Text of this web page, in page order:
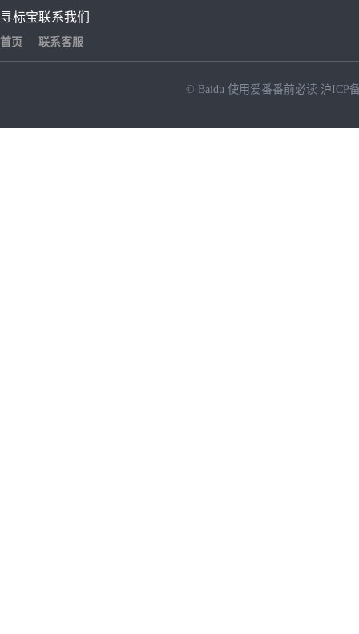
寻标宝
首页
联系我们
联系客服
© Baidu 使用爱番番前必读 沪ICP